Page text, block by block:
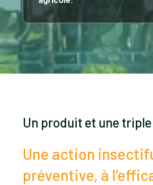
Un produit et une
Une action
préventive, à